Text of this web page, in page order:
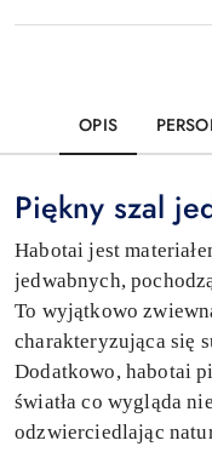
OPIS
Piękny szal
Habotai jest
jedwabnych,
To wyjątkowo
charakteryzująca się
Dodatkowo, habotai
światła co wygląda
odzwierciedlając